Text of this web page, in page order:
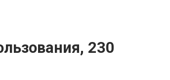
230